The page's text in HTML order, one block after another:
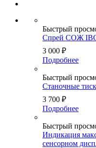
Быстрый
Спрей СОЖ
3 000 ₽
Подробнее
Быстрый
Станочные
3 700 ₽
Подробнее
Быстрый
Индикация
сенсорном